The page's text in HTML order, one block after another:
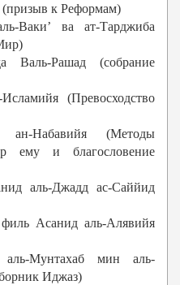
к Реформам)
Ваки’ ва ат-Тарджиба
Рашад (собрание
(Превосходство
ан-Набавийя (Методы
ему и благословение
аль-Джадд ас-Саййид
Асанид аль-Алявийя
Мунтахаб мин аль-
Иджаз)